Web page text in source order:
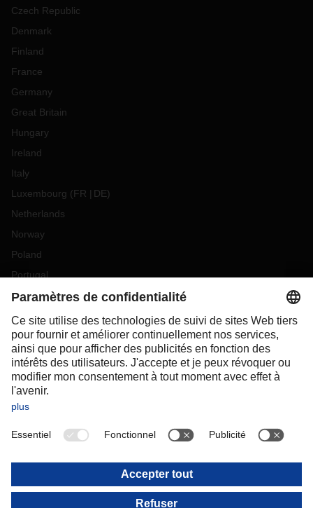
Czech Republic
Denmark
Finland
France
Germany
Great Britain
Hungary
Ireland
Italy
Luxembourg (FR DE)
Netherlands
Norway
Poland
Portugal
Romania
Slovakia
Spain
Sweden
Switzerland(DE FR)
Turkey
OCEANIA